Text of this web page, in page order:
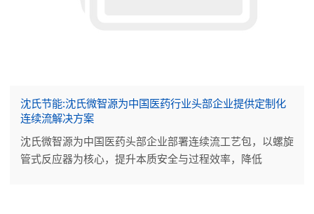
沈氏节能:沈氏微智源为中国医药行业头部企业提供定制化
连续流解决方案
沈氏微智源为中国医药头部企业部署连续流工艺包，以螺旋
管式反应器为核心，提升本质安全与过程效率，降低